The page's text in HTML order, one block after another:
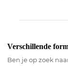
Verschillende
Ben je op zoek